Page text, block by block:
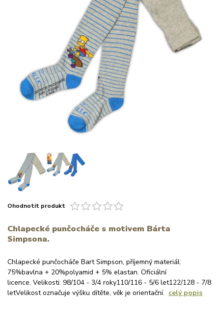
Ohodnotit produkt
Chlapecké punčocháče s motivem Bárta
Simpsona.
Chlapecké punčocháče Bart Simpson, příjemný materiál:
75%bavlna + 20%polyamid + 5% elastan. Oficiální
licence. Velikosti: 98/104 - 3/4 roky110/116 - 5/6 let122/128 - 7/8
letVelikost označuje výšku dítěte, věk je orientační. celý popis